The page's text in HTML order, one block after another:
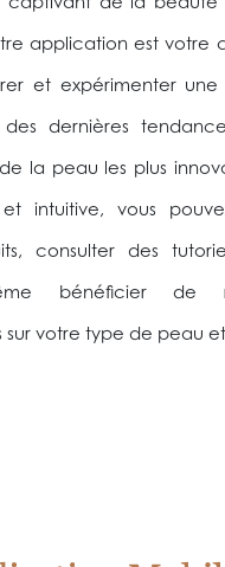
captivant de la
application est votre
et expérimenter
dernières
la peau les plus
intuitive, vous
consulter des
bénéficier de
sur votre type de peau